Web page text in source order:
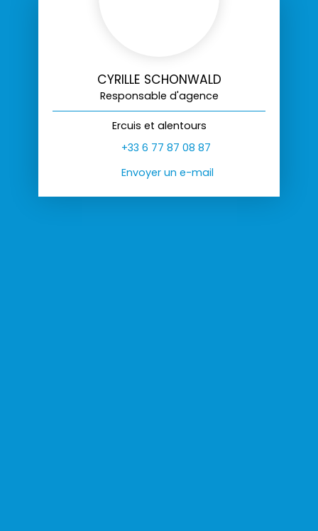
CYRILLE SCHONWALD
Responsable d'agence
Ercuis et alentours
+33 6 77 87 08 87
Envoyer un e-mail